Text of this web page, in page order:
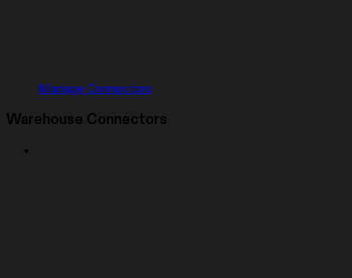
Manage Connectors
Warehouse Connectors